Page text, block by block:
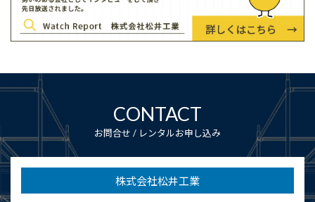
CONTACT
お問合せ / レンタルお申し込み
株式会社松井工業